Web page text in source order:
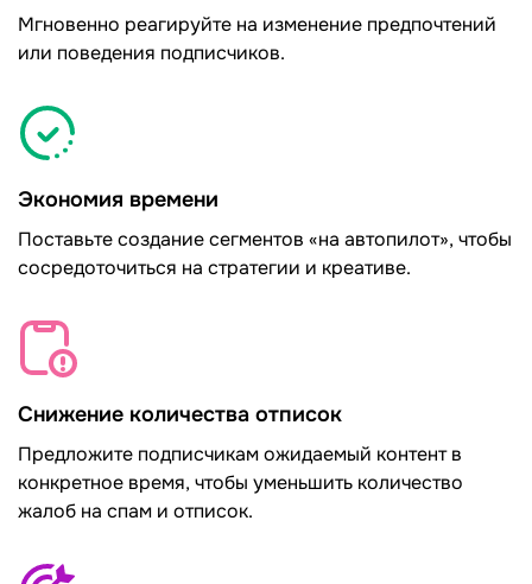
Мгновенно реагируйте на изменение предпочтений
или поведения подписчиков.
Экономия времени
Поставьте создание сегментов «на автопилот», чтобы
сосредоточиться на стратегии и креативе.
Снижение количества отписок
Предложите подписчикам ожидаемый контент в
конкретное время, чтобы уменьшить количество
жалоб на спам и отписок.